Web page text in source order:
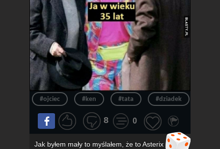
#ojciec #ken #tata #dziadek
8 0
Jak byłem mały to myślałem, że to Asterix